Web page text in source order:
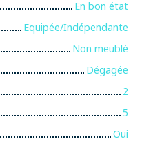
En bon état
Equipée/Indépendante
Non meublé
Dégagée
2
5
Oui